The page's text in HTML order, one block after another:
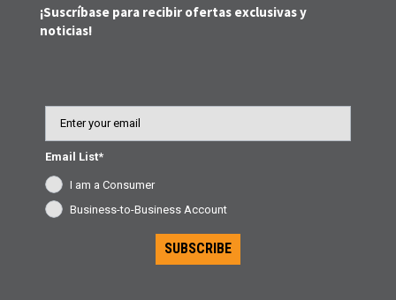
¡Suscríbase para recibir ofertas exclusivas y
noticias!
Email List*
I am a Consumer
Business-to-Business Account
SUBSCRIBE